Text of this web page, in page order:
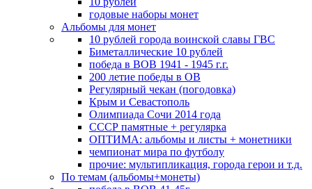
годовые наборы монет
Альбомы для монет
10 рублей города воинской славы ГВС
Биметаллические 10 рублей
победа в ВОВ 1941 - 1945 г.г.
200 летие победы в ОВ
Регулярный чекан (погодовка)
Крым и Севастополь
Олимпиада Сочи 2014 года
СССР памятные + регулярка
ОПТИМА: альбомы и листы + монетники
чемпионат мира по футболу
прочие: мультипликация, города герои и т.д.
По темам (альбомы+монеты)